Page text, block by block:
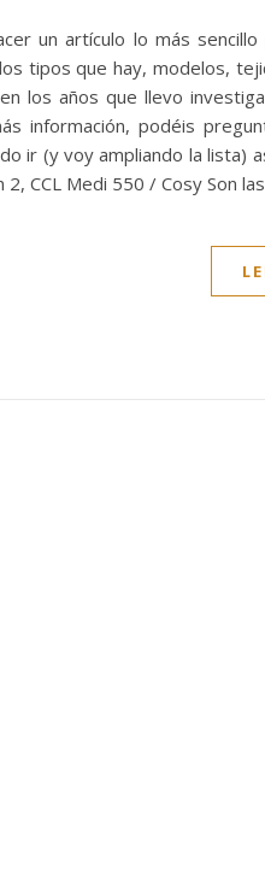
un artículo lo más
tipos que hay, modelos,
los años que llevo
información, podéis
ir (y voy ampliando la lista)
CCL Medi 550 / Cosy Son